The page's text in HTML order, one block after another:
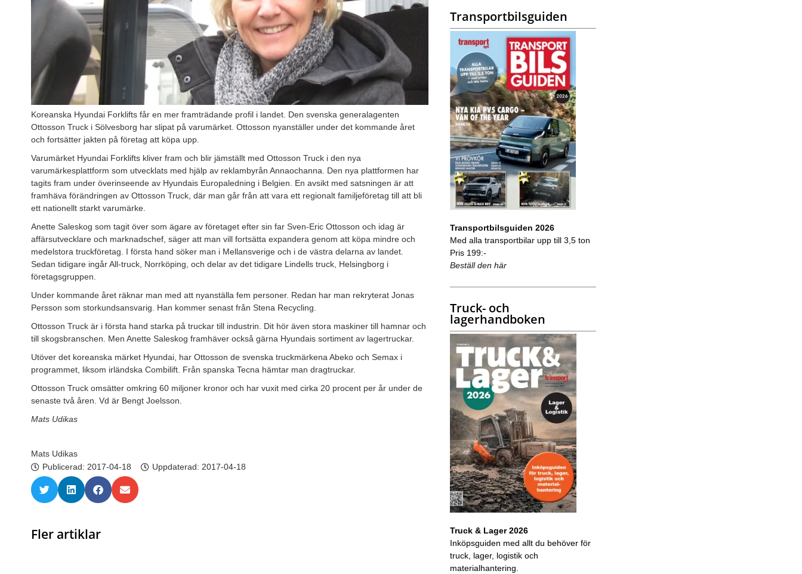
Koreanska Hyundai Forklifts får en mer framträdande profil i landet. Den svenska generalagenten
Ottosson Truck i Sölvesborg har slipat på varumärket. Ottosson nyanställer under det kommande året
och fortsätter jakten på företag att köpa upp.
Varumärket Hyundai Forklifts kliver fram och blir jämställt med Ottosson Truck i den nya
varumärkesplattform som utvecklats med hjälp av reklambyrån Annaochanna. Den nya plattformen har
tagits fram under överinseende av Hyundais Europaledning i Belgien. En avsikt med satsningen är att
framhäva förändringen av Ottosson Truck, där man går från att vara ett regionalt familjeföretag till att bli
ett nationellt starkt varumärke.
Anette Saleskog som tagit över som ägare av företaget efter sin far Sven-Eric Ottosson och idag är
affärsutvecklare och marknadschef, säger att man vill fortsätta expandera genom att köpa mindre och
medelstora truckföretag. I första hand söker man i Mellansverige och i de västra delarna av landet.
Sedan tidigare ingår All-truck, Norrköping, och delar av det tidigare Lindells truck, Helsingborg i
företagsgruppen.
Under kommande året räknar man med att nyanställa fem personer. Redan har man rekryterat Jonas
Persson som storkundsansvarig. Han kommer senast från Stena Recycling.
Ottosson Truck är i första hand starka på truckar till industrin. Dit hör även stora maskiner till hamnar och
till skogsbranschen. Men Anette Saleskog framhäver också gärna Hyundais sortiment av lagertruckar.
Utöver det koreanska märket Hyundai, har Ottosson de svenska truckmärkena Abeko och Semax i
programmet, liksom irländska Combilift. Från spanska Tecna hämtar man dragtruckar.
Ottosson Truck omsätter omkring 60 miljoner kronor och har vuxit med cirka 20 procent per år under de
senaste två åren. Vd är Bengt Joelsson.
Mats Udikas
Mats Udikas
Publicerad: 2017-04-18 Uppdaterad: 2017-04-18
Fler artiklar
Transportbilsguiden
Transportbilsguiden 2026
Med alla transportbilar upp till 3,5 ton
Pris 199:-
Beställ den här
Truck- och
lagerhandboken
Truck & Lager 2026
Inköpsguiden med allt du behöver för
truck, lager, logistik och
materialhantering.